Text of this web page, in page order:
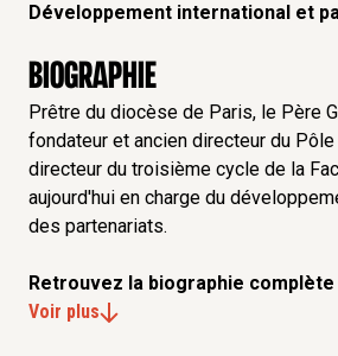
Développement international et
Biographie
Prêtre du diocèse de Paris, le Père
fondateur et ancien directeur du
directeur du troisième cycle de la
aujourd'hui en charge du
des partenariats.
Retrouvez la biographie complète
Guggenheim
Voir plus